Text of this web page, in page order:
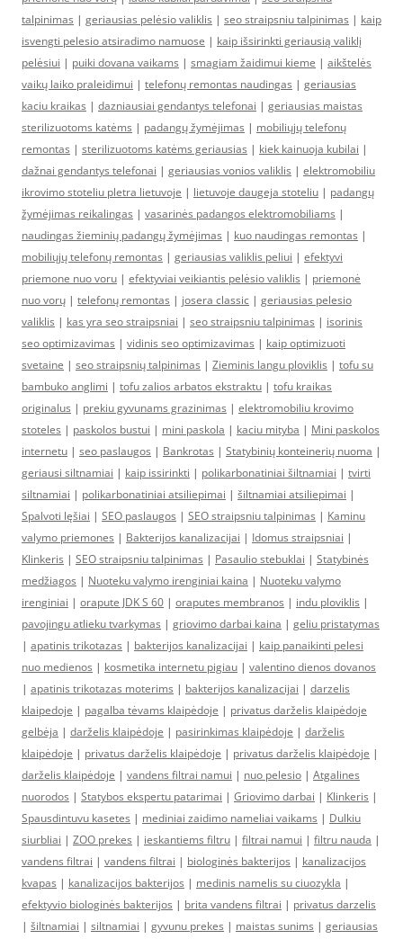
talpinimas | geriausias pelėsio valiklis | seo straipsniu talpinimas | kaip
isvengti pelesio atsiradimo namuose | kaip išsirinkti geriausią valiklį
pelėsiui | puiki dovana vaikams | smagiam žaidimui kieme | aikštelės
vaikų laiko praleidimui | telefonų remontas naudingas | geriausias
kaciu kraikas | dazniausiai gendantys telefonai | geriausias maistas
sterilizuotoms katėms | padangų žymėjimas | mobiliųjų telefonų
remontas | sterilizuotoms katėms geriausias | kiek kainuoja kubilai |
dažnai gendantys telefonai | geriausias vonios valiklis | elektromobiliu
ikrovimo stoteliu pletra lietuvoje | lietuvoje daugeja stoteliu | padangų
žymėjimas reikalingas | vasarinės padangos elektromobiliams |
naudingas žieminių padangų žymėjimas | kuo naudingas remontas |
mobiliųjų telefonų remontas | geriausias valiklis peliui | efektyvi
priemone nuo voru | efektyviai veikiantis pelėsio valiklis | priemonė
nuo vorų | telefonų remontas | josera classic | geriausias pelesio
valiklis | kas yra seo straipsniai | seo straipsniu talpinimas | isorinis
seo optimizavimas | vidinis seo optimizavimas | kaip optimizuoti
svetaine | seo straipsnių talpinimas | Zieminis langu ploviklis | tofu su
bambuko anglimi | tofu zalios arbatos ekstraktu | tofu kraikas
originalus | prekiu gyvunams grazinimas | elektromobiliu krovimo
stoteles | paskolos bustui | mini paskola | kaciu mityba | Mini paskolos
internetu | seo paslaugos | Bankrotas | Statybinių konteinerių nuoma |
geriausi siltnamiai | kaip issirinkti | polikarbonatiniai šiltnamiai | tvirti
siltnamiai | polikarbonatiniai atsiliepimai | šiltnamiai atsiliepimai |
Spalvoti lęšiai | SEO paslaugos | SEO straipsniu talpinimas | Kaminu
valymo priemones | Bakterijos kanalizacijai | Idomus straipsniai |
Klinkeris | SEO straipsniu talpinimas | Pasaulio stebuklai | Statybinės
medžiagos | Nuoteku valymo irenginiai kaina | Nuoteku valymo
irenginiai | orapute JDK S 60 | oraputes membranos | indu ploviklis |
pavojingu atlieku tvarkymas | griovimo darbai kaina | geliu pristatymas
| apatinis trikotazas | bakterijos kanalizacijai | kaip panaikinti pelesi
nuo medienos | kosmetika internetu pigiau | valentino dienos dovanos
| apatinis trikotazas moterims | bakterijos kanalizacijai | darzelis
klaipedoje | pagalba tėvams klaipėdoje | privatus darželis klaipėdoje
gelbėja | darželis klaipėdoje | pasirinkimas klaipėdoje | darželis
klaipėdoje | privatus darželis klaipėdoje | privatus darželis klaipėdoje |
darželis klaipėdoje | vandens filtrai namui | nuo pelesio | Atgalines
nuorodos | Statybos ekspertu patarimai | Griovimo darbai | Klinkeris |
Spausdintuvu kasetes | mediniai zaidimo nameliai vaikams | Dulkiu
siurbliai | ZOO prekes | ieskantiems filtru | filtrai namui | filtru nauda |
vandens filtrai | vandens filtrai | biologinės bakterijos | kanalizacijos
kvapas | kanalizacijos bakterijos | medinis namelis su ciuozykla |
efektyvio biologinės bakterijos | brita vandens filtrai | privatus darzelis
| šiltnamiai | siltnamiai | gyvunu prekes | maistas sunims | geriausias